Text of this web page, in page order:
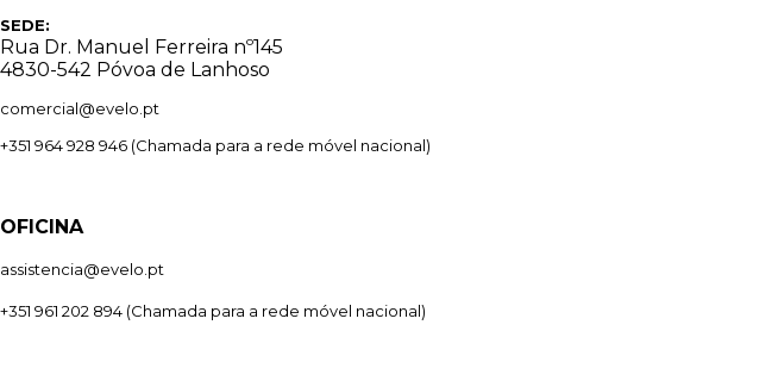
SEDE:
Rua Dr. Manuel Ferreira nº145
4830-542 Póvoa de Lanhoso
comercial@evelo.pt
+351 964 928 946 (Chamada para a rede móvel nacional)
OFICINA
assistencia@evelo.pt
+351 961 202 894 (Chamada para a rede móvel nacional)